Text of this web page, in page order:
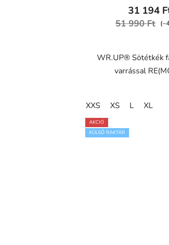
31 194
51 990 Ft
WR.UP® Sötétkék
varrással
XXS XS L XL
AKCIÓ
KÜLSŐ RAKTÁR